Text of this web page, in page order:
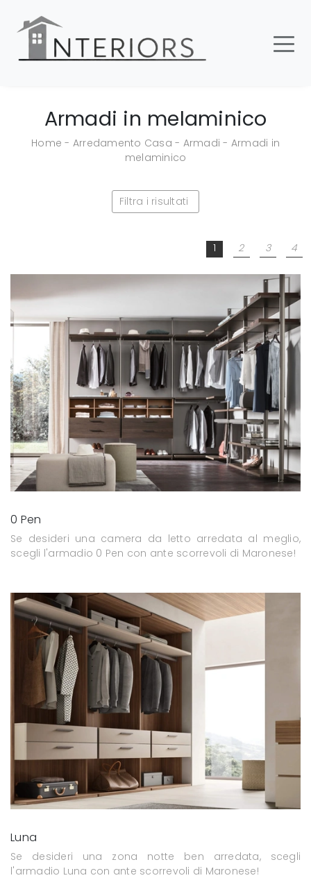
Armadi in melaminico
Home - Arredamento Casa - Armadi - Armadi in
melaminico
Filtra i risultati
1 2 3 4
0 Pen
Se desideri una camera da letto arredata al meglio,
scegli l'armadio 0 Pen con ante scorrevoli di Maronese!
Luna
Se desideri una zona notte ben arredata, scegli
l'armadio Luna con ante scorrevoli di Maronese!